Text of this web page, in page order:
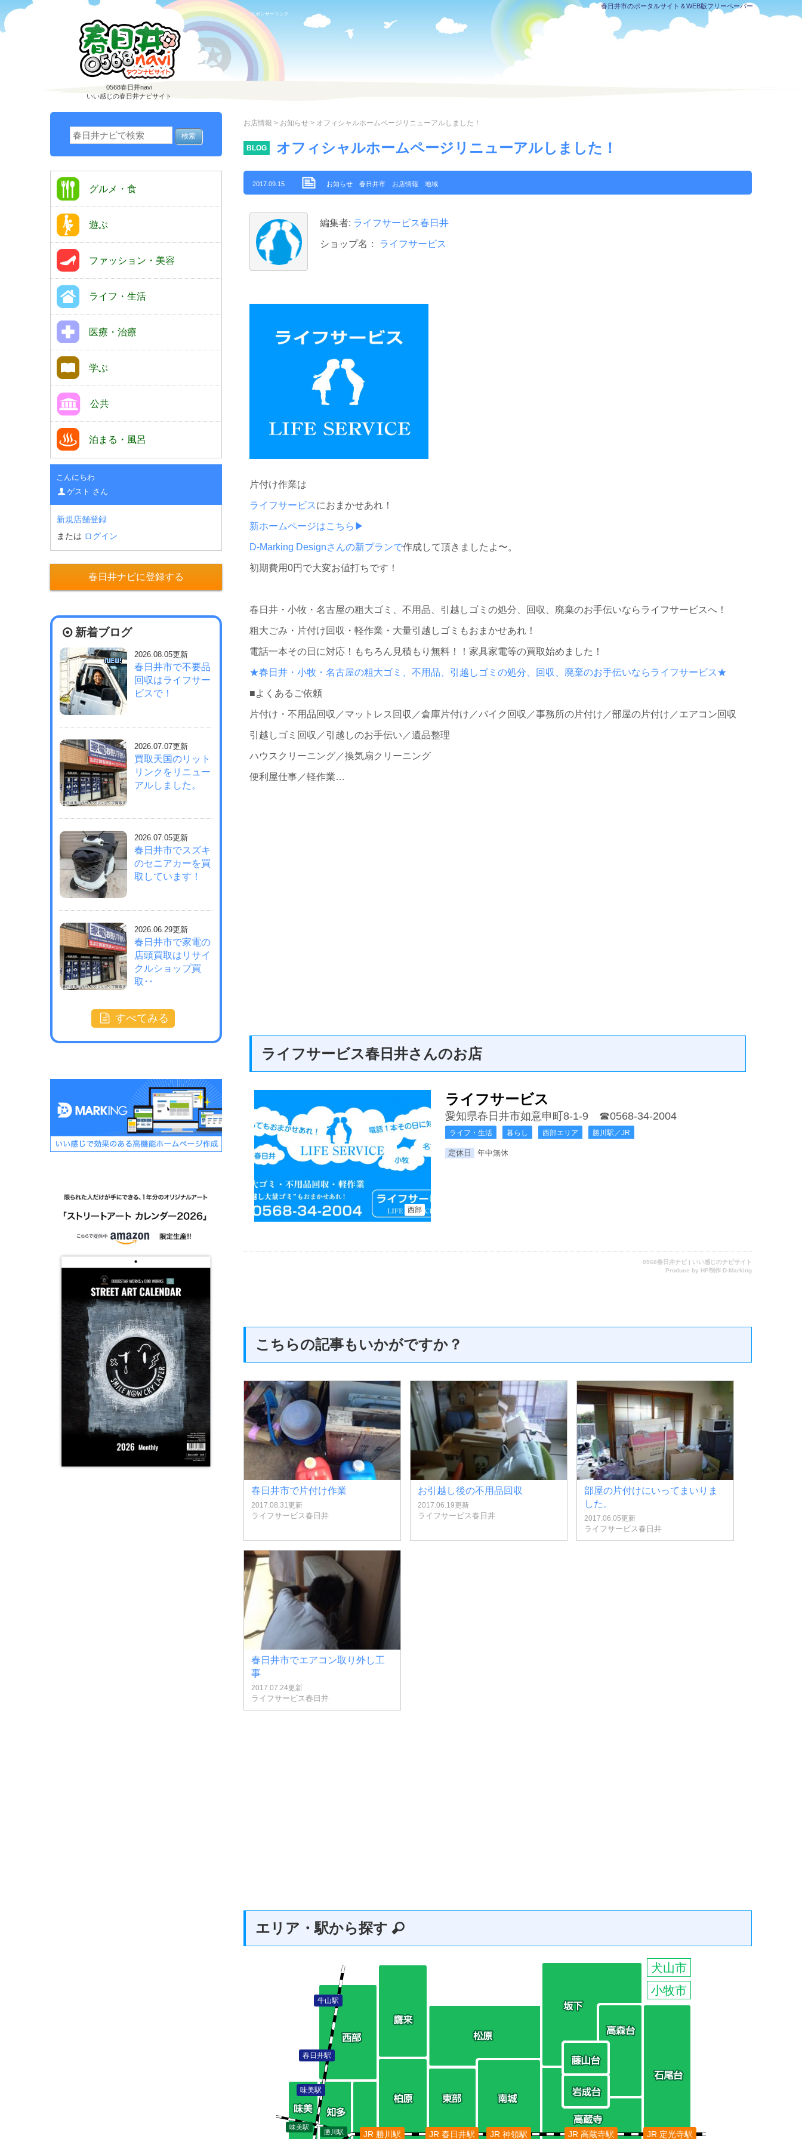
春日井市のポータルサイト＆WEB版フリーペーパー
0568春日井navi
いい感じの春日井ナビサイト
スポンサーリンク
お店情報 > お知らせ > オフィシャルホームページリニューアルしました！
オフィシャルホームページリニューアルしました！
BLOG
2017.09.15 お知らせ 春日井市 お店情報 地域
編集者: ライフサービス春日井
ショップ名： ライフサービス
片付け作業は
ライフサービス におまかせあれ！
新ホームページはこちら▶
D-Marking Designさんの新プランで作成して頂きましたよ〜。
初期費用0円で大変お値打ちです！
春日井・小牧・名古屋の粗大ゴミ、不用品、引越しゴミの処分、回収、廃棄のお手伝いならライフサービスへ！
粗大ごみ・片付け回収・軽作業・大量引越しゴミもおまかせあれ！
電話一本その日に対応！もちろん見積もり無料！！家具家電等の買取始めました！
★春日井・小牧・名古屋の粗大ゴミ、不用品、引越しゴミの処分、回収、廃棄のお手伝いならライフサービス ★
■よくあるご依頼
片付け・不用品回収／マットレス回収／倉庫片付け／バイク回収／事務所の片付け／部屋の片付け／エアコン回収
引越しゴミ回収／引越しのお手伝い／遺品整理
ハウスクリーニング／換気扇クリーニング
便利屋仕事／軽作業…
ライフサービス春日井さんのお店
西部
ライフサービス
愛知県春日井市如意申町8-1-9 ☎0568-34-2004
ライフ・生活 暮らし 西部エリア 勝川駅／JR
定休日 年中無休
0568春日井ナビ | いい感じのナビサイト
Produce by HP制作 D-Marking
こちらの記事もいかがですか？
春日井市で片付け作業
2017.08.31更新
ライフサービス春日井
お引越し後の不用品回収
2017.06.19更新
ライフサービス春日井
部屋の片付けにいってまいりま
した。
2017.06.05更新
ライフサービス春日井
春日井市でエアコン取り外し工
事
2017.07.24更新
ライフサービス春日井
エリア・駅から探す
味美駅
勝川駅
味美駅
春日井駅
牛山駅
JR 勝川駅 JR 春日井駅 JR 神領駅 JR 高蔵寺駅 JR 定光寺駅
小牧市
犬山市
グルメ・食
遊ぶ
ファッション・美容
ライフ・生活
医療・治療
学ぶ
公共
泊まる・風呂
こんにちわ
ゲスト さん
新規店舗登録
または ログイン
春日井ナビに登録する
新着ブログ
2026.08.05更新
春日井市で不要品
回収はライフサー
ビスで！
2026.07.07更新
買取天国のリット
リンクをリニュー
アルしました。
2026.07.05更新
春日井市でスズキ
のセニアカーを買
取しています！
2026.06.29更新
春日井市で家電の
店頭買取はリサイ
クルショップ買
取･･
すべてみる